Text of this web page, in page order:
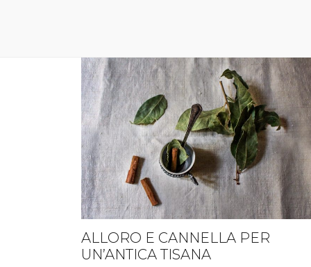
ALLORO E CANNELLA PER
UN’ANTICA TISANA